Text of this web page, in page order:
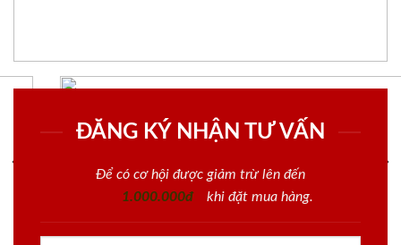
ĐĂNG KÝ NHẬN TƯ VẤN
Để có cơ hội được giảm trừ lên đến
1.000.000đ
khi đặt mua hàng.